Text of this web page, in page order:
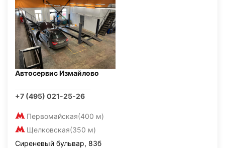
Автосервис Измайлово
+7 (495) 021-25-26
Первомайская(400 м)
Щелковская(350 м)
Сиреневый бульвар, 83б